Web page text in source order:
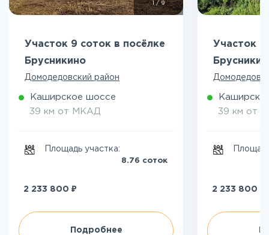
1 /9
Участок 9 соток в посёлке
Брусникино
Домодедовский район
Каширское шоссе
39 км от МКАД
Площадь участка:
8.76 соток
2 233 800 ₽
Подробнее
Участок 9
39 км от
2 233 800